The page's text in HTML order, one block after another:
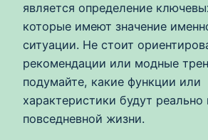
является определение
которые имеют значение
ситуации. Не стоит
рекомендации или модные
подумайте, какие функции или
характеристики будут реально
повседневной жизни.